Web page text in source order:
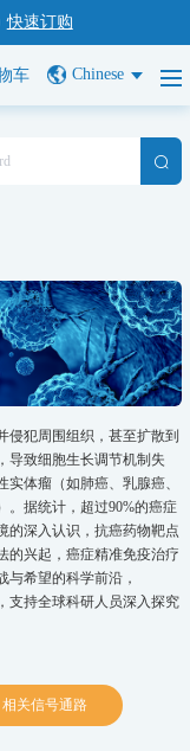
快速订购
车 Chinese
侵犯周围组织，甚至扩散到
导致细胞生长调节机制失
体瘤（如肺癌、乳腺癌、
。据统计，超过90%的癌症
的深入认识，抗癌药物靶点
的兴起，癌症精准免疫治疗
与希望的科学前沿，
支持全球科研人员深入探究
相关信号通路